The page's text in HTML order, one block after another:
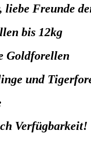
liebe Freunde
bis 12kg
Goldforellen
und
Verfügbarkeit!